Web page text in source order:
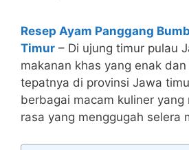
Resep Ayam Panggang
Timur – Di ujung timur pulau
makanan khas yang enak
tepatnya di provinsi Jawa
berbagai macam kuliner yang
rasa yang menggugah selera